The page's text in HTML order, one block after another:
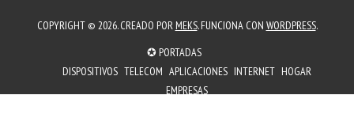
COPYRIGHT © 2026. CREADO POR MEKS. FUNCIONA CON WORDPRESS.
✪ PORTADAS
DISPOSITIVOS TELECOM APLICACIONES INTERNET HOGAR
EMPRESAS